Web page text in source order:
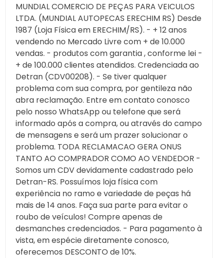
MUNDIAL COMERCIO DE PEÇAS PARA VEICULOS
LTDA. (MUNDIAL AUTOPECAS ERECHIM RS) Desde
1987 (Loja Física em ERECHIM/RS). - + 12 anos
vendendo no Mercado Livre com + de 10.000
vendas. - produtos com garantia , conforme lei -
+ de 100.000 clientes atendidos. Credenciada ao
Detran (CDV00208). - Se tiver qualquer
problema com sua compra, por gentileza não
abra reclamação. Entre em contato conosco
pelo nosso WhatsApp ou telefone que será
informado após a compra, ou através do campo
de mensagens e será um prazer solucionar o
problema. TODA RECLAMACAO GERA ONUS
TANTO AO COMPRADOR COMO AO VENDEDOR -
Somos um CDV devidamente cadastrado pelo
Detran-RS. Possuímos loja física com
experiência no ramo e variedade de peças há
mais de 14 anos. Faça sua parte para evitar o
roubo de veículos! Compre apenas de
desmanches credenciados. - Para pagamento à
vista, em espécie diretamente conosco,
oferecemos DESCONTO de 10%.